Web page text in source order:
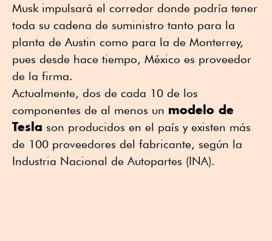
Musk impulsará el corredor donde podría tener
toda su cadena de suministro tanto para la
planta de Austin como para la de Monterrey,
pues desde hace tiempo, México es proveedor
de la firma.
Actualmente, dos de cada 10 de los
componentes de al menos un modelo de
Tesla son producidos en el país y existen más
de 100 proveedores del fabricante, según la
Industria Nacional de Autopartes (INA).